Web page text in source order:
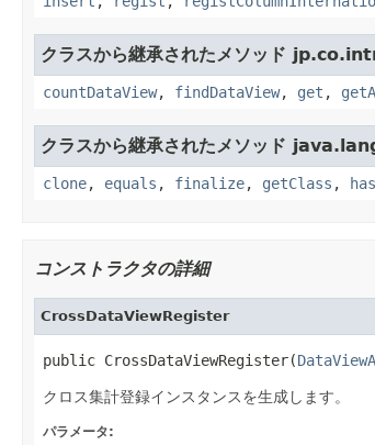
クラスから継承されたメソッド
countDataView, findDataView, get ,
クラスから継承されたメソッド
clone, equals , finalize, getClass ,
コンストラクタの詳細
CrossDataViewRegister
public CrossDataViewRegister(
クロス集計登録インスタンスを生成します。
パラメータ: